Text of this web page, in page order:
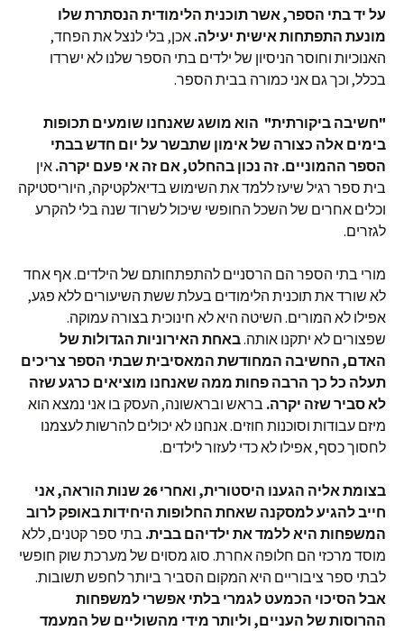
על יד בתי הספר, אשר תוכנית הלימודית הנסתרת שלו
מונעת התפתחות אישית יעילה. אכן, בלי לנצל את הפחד,
האנוכיות וחוסר הניסיון של ילדים בתי הספר שלנו לא ישרדו
בכלל, וכך גם אני כמורה בבית הספר.
"חשיבה ביקורתית" הוא מושג שאנחנו שומעים תכופות
בימים אלה כצורה של אימון שתבשר על יום חדש בבתי
הספר ההמוניים. זה נכון בהחלט, אם זה אי פעם יקרה. אין
בית ספר רגיל שיעז ללמד את השימוש בדיאלקטיקה, היוריסטיקה
וכלים אחרים של השכל החופשי שיכול לשרוד שנה בלי להקרע
לגזרים.
מורי בתי הספר הם הרסניים להתפתחותם של הילדים. אף אחד
לא שורד את תוכנית הלימודים בעלת ששת השיעורים ללא פגע,
אפילו לא המורים. השיטה היא לא חינוכית בצורה עמוקה.
שפצורים לא יתקנו אותה.באחת האירוניות הגדולות של
האדם, החשיבה המחודשת המאסיבית שבתי הספר צריכים
תעלה כל כך הרבה פחות ממה שאנחנו מוציאים כרגע שזה
לא סביר שזה יקרה. בראש ובראשונה, העסק בו אני נמצא הוא
מיזם עבודות וסוכנות חוזים. אנחנו לא יכולים להרשות לעצמנו
לחסוך כסף, אפילו לא כדי לעזור לילדים.
בצומת אליה הגענו היסטורית, ואחרי 26 שנות הוראה, אני
חייב להגיע למסקנה שאחת החלופות היחידות באופק לרוב
המשפחות היא ללמד את ילדיהם בבית. בתי ספר קטנים, ללא
מוסד מרכזי הם חלופה אחרת. סוג מסוים של מערכת שוק חופשי
לבתי ספר ציבוריים היא המקום הסביר ביותר לחפש תשובות.
אבל הסיכוי הכמעט לגמרי בלתי אפשרי למשפחות
ההרוסות של העניים, וליותר מידי מהשוליים של המעמד